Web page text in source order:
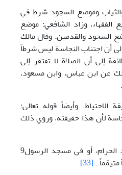
والثياب وموضع السجود شرط في
وزاد الشافعي: موضع
السجود والقدمين. وقال مالك
أن اجتناب النجاسة ليس شرطاً
إلى أن الصلاة لا تفتقر إلى
عن ابن عباس، وابن مسعود،
الاحتياط. وأيضاً قوله تعالى:
لأن هذا حقيقته، وروي ذلك
... وإذا احتلمت في المسجد الحرام، أو في مسجد الرسول9
[33]